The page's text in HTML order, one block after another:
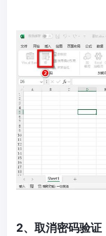
2、取消密码验证